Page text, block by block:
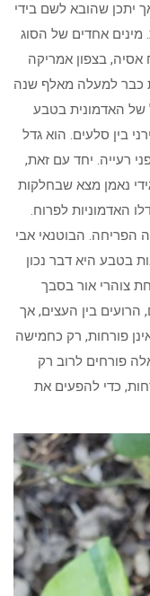
יתכן שהובא לשם בידי
מינים אחדים של הסוג
אסיה, בצפון אמריקה
כבר למעלה מאלף שנה
של האדמונית בטבע
בין סלעים. הוא גדל
רעייה. יחד עם זאת,
נאמן מצא שבחלקות
האדמוניות לפרוח.
הבוטנאי אבי
בטבע היא דבר נכון
צוהרי אור בסבך
בין העצים, אך
פורחות, רק כחמישה
פורחים לרוב רק
כדי להפעים את